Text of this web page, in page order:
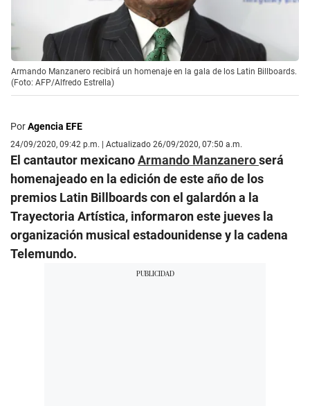
Armando Manzanero recibirá un homenaje en la gala de los Latin Billboards.
(Foto: AFP/Alfredo Estrella)
PorAgencia EFE
24/09/2020, 09:42 p.m. | Actualizado 26/09/2020, 07:50 a.m.
El cantautor mexicanoArmando Manzaneroserá
homenajeado en la edición de este año de los
premios Latin Billboards con el galardón a la
Trayectoria Artística, informaron este jueves la
organización musical estadounidense y la cadena
Telemundo.